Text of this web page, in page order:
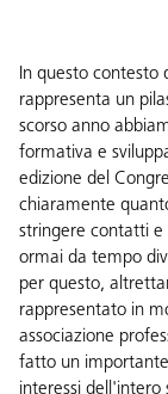
In questo contesto
rappresenta un
scorso anno
formativa e
edizione del
chiaramente
stringere contatti e
ormai da tempo
per questo,
rappresentato in
associazione
fatto un
interessi dell'intero